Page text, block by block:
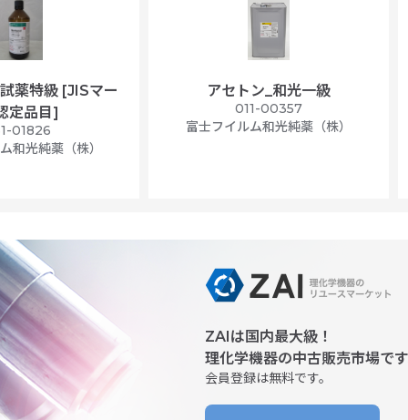
薬特級 [JISマー
定品目]
01826
和光純薬（株）
アセトン_和光一級
011-00357
富士フイルム和光純薬（株）
ZAIは国内最大級！
理化学機器の中古販売市場です
会員登録は無料です。